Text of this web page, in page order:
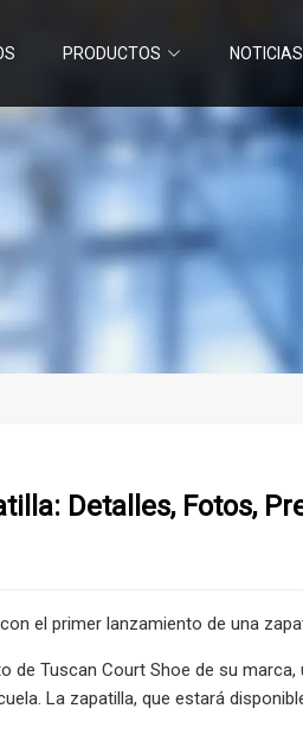
PRODUCTOS NOTICIAS
Detalles, Fotos,
el primer lanzamiento de una
Tuscan Court Shoe de su
La zapatilla, que estará